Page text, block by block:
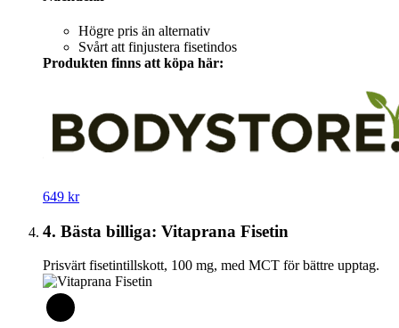
Högre pris än alternativ
Svårt att finjustera fisetindos
Produkten finns att köpa här:
649 kr
4. Bästa billiga: Vitaprana Fisetin
Prisvärt fisetintillskott, 100 mg, med MCT för bättre upptag.